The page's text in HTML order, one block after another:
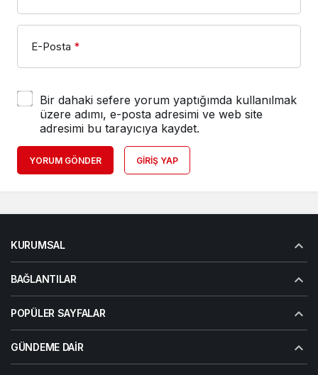
E-Posta *
Bir dahaki sefere yorum yaptığımda kullanılmak
üzere adımı, e-posta adresimi ve web site
adresimi bu tarayıcıya kaydet.
YORUM GÖNDER GIRIŞ YAP
KURUMSAL
BAĞLANTILAR
POPÜLER SAYFALAR
GÜNDEME DAIR